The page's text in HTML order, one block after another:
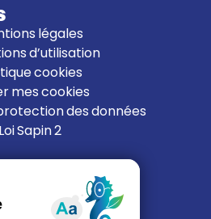
légales
d’utilisation
cookies
mes cookies
des données
Loi Sapin 2
rejoindre